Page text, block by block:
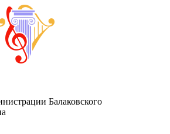
Балаковского